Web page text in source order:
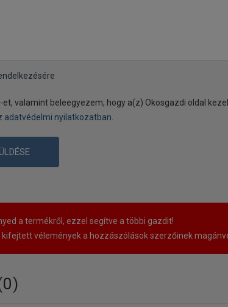
-et, valamint beleegyezem, hogy a(z) Okosgazdi oldal
adatvédelmi nyilatkozatban
a termékről, ezzel segítve a többi gazdit!
vélemények a hozzászólások szerzőinek
0)